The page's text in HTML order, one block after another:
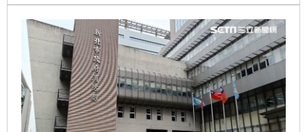
更被騙30多萬元。軍方回應，有接獲2通詢問電話，對
於冒用部隊名義、損害單位聲譽，將依法提出告訴。